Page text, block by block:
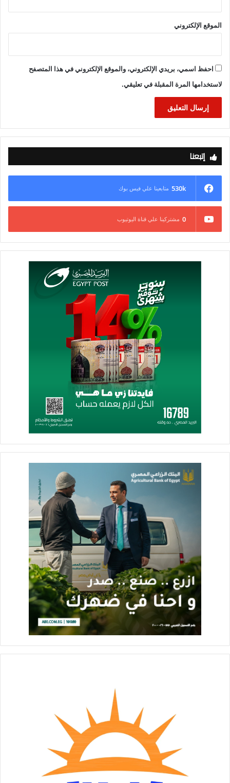
الموقع الإلكتروني
احفظ اسمي، بريدي الإلكتروني، والموقع الإلكتروني في هذا المتصفح
لاستخدامها المرة المقبلة في تعليقي.
إتبعنا
530k متابعينا علي فيس بوك
0 مشتركينا علي قناة اليوتيوب